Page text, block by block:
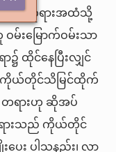
တ်စွာဘုရားအထံသို့
မ်းမြောက်ဝမ်းသာ
ထိုင်နေပြီးလျှင်
ကိုယ်တိုင်သိမြင်ထိုက်
ရားဟု ဆိုအပ်
ရားသည် ကိုယ်တိုင်